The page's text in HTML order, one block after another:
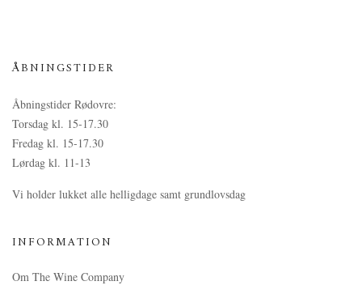
ÅBNINGSTIDER
Åbningstider Rødovre:
Torsdag kl. 15-17.30
Fredag kl. 15-17.30
Lørdag kl. 11-13
Vi holder lukket alle helligdage samt grundlovsdag
INFORMATION
Om The Wine Company